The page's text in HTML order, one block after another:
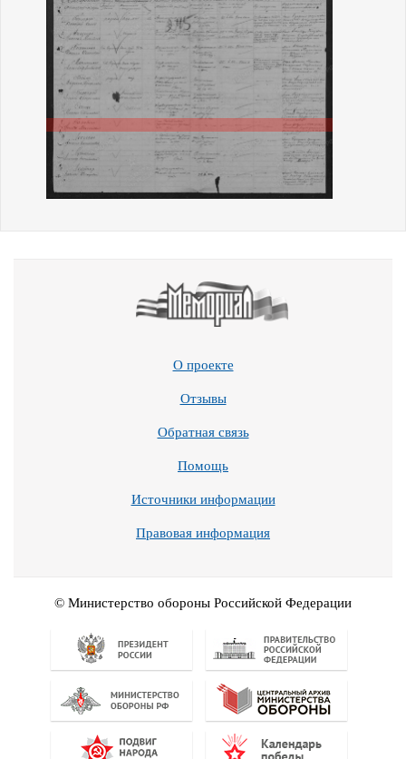
О проекте
Отзывы
Обратная связь
Помощь
Источники информации
Правовая информация
© Министерство обороны Российской Федерации